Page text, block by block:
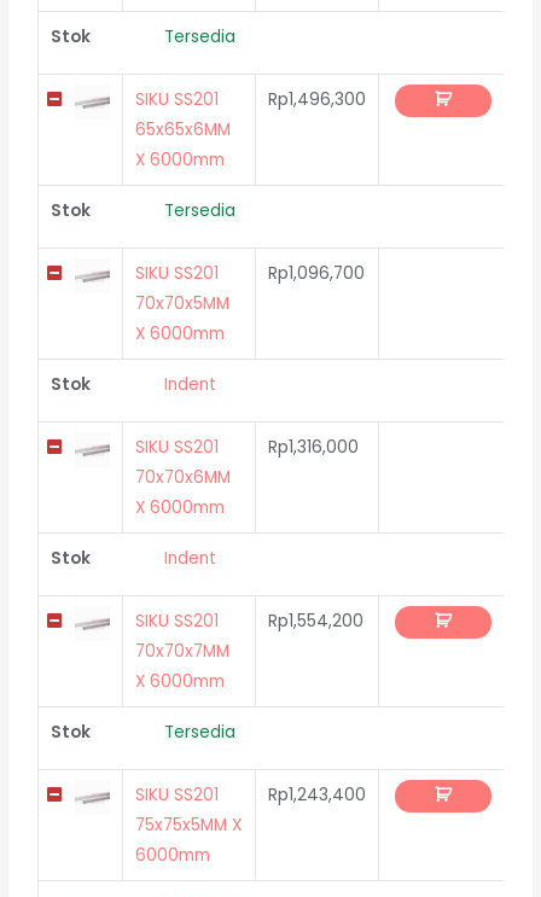
Stok Tersedia
SIKU SS201
65x65x6MM
X 6000mm
Rp1,496,300
Stok Tersedia
SIKU SS201
70x70x5MM
X 6000mm
Rp1,096,700
Stok Indent
SIKU SS201
70x70x6MM
X 6000mm
Rp1,316,000
Stok Indent
SIKU SS201
70x70x7MM
X 6000mm
Rp1,554,200
Stok Tersedia
SIKU SS201
75x75x5MM X
6000mm
Rp1,243,400